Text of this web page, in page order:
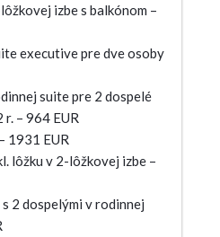
izbe s balkónom –
executive pre dve osoby
suite pre 2 dospelé
– 964 EUR
1931 EUR
lôžku v 2-lôžkovej izbe –
2 dospelými v rodinnej